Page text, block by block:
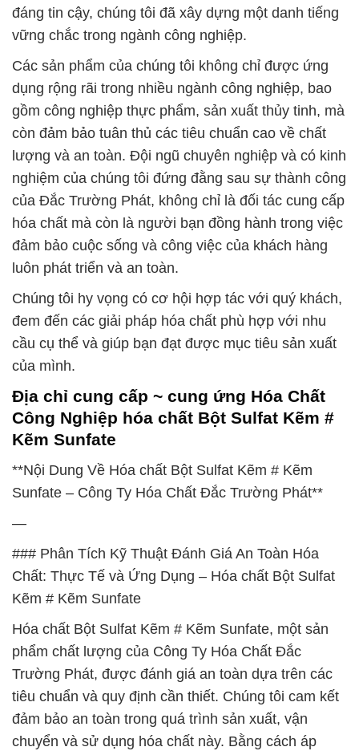
đáng tin cậy, chúng tôi đã xây dựng một danh tiếng
vững chắc trong ngành công nghiệp.
Các sản phẩm của chúng tôi không chỉ được ứng
dụng rộng rãi trong nhiều ngành công nghiệp, bao
gồm công nghiệp thực phẩm, sản xuất thủy tinh, mà
còn đảm bảo tuân thủ các tiêu chuẩn cao về chất
lượng và an toàn. Đội ngũ chuyên nghiệp và có kinh
nghiệm của chúng tôi đứng đằng sau sự thành công
của Đắc Trường Phát, không chỉ là đối tác cung cấp
hóa chất mà còn là người bạn đồng hành trong việc
đảm bảo cuộc sống và công việc của khách hàng
luôn phát triển và an toàn.
Chúng tôi hy vọng có cơ hội hợp tác với quý khách,
đem đến các giải pháp hóa chất phù hợp với nhu
cầu cụ thể và giúp bạn đạt được mục tiêu sản xuất
của mình.
Địa chỉ cung cấp ~ cung ứng Hóa Chất
Công Nghiệp hóa chất Bột Sulfat Kẽm #
Kẽm Sunfate
**Nội Dung Về Hóa chất Bột Sulfat Kẽm # Kẽm
Sunfate – Công Ty Hóa Chất Đắc Trường Phát**
—
### Phân Tích Kỹ Thuật Đánh Giá An Toàn Hóa
Chất: Thực Tế và Ứng Dụng – Hóa chất Bột Sulfat
Kẽm # Kẽm Sunfate
Hóa chất Bột Sulfat Kẽm # Kẽm Sunfate, một sản
phẩm chất lượng của Công Ty Hóa Chất Đắc
Trường Phát, được đánh giá an toàn dựa trên các
tiêu chuẩn và quy định cần thiết. Chúng tôi cam kết
đảm bảo an toàn trong quá trình sản xuất, vận
chuyển và sử dụng hóa chất này. Bằng cách áp